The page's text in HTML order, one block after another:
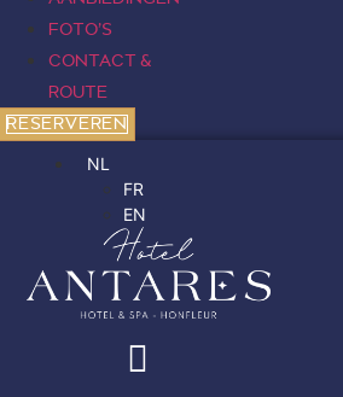
FOTO’S
CONTACT &
ROUTE
RESERVEREN
NL
FR
EN